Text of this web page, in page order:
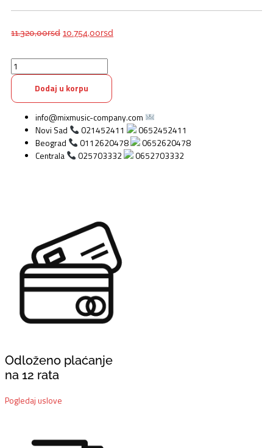
11.320,00rsd cena
10.754,00rsdcena
DiMarzio
DP436C
Muscle
T
Single-
Dodaj u korpu
info@mixmusic-company.com
Novi Sad
021452411
0652452411
Beograd
0112620478
0652620478
Centrala
025703332 0652703332
Odloženo plaćanje
na 12 rata
Pogledaj uslove